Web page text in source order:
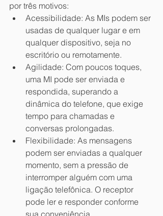
por três motivos:
Acessibilidade: As MIs podem ser
usadas de qualquer lugar e em
qualquer dispositivo, seja no
escritório ou remotamente.
Agilidade: Com poucos toques,
uma MI pode ser enviada e
respondida, superando a
dinâmica do telefone, que exige
tempo para chamadas e
conversas prolongadas.
Flexibilidade: As mensagens
podem ser enviadas a qualquer
momento, sem a pressão de
interromper alguém com uma
ligação telefônica. O receptor
pode ler e responder conforme
sua conveniência.